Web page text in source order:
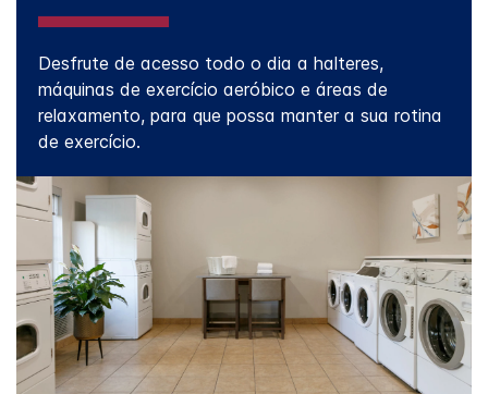
Desfrute de acesso todo o dia a halteres,
máquinas de exercício aeróbico e áreas de
relaxamento, para que possa manter a sua rotina
de exercício.